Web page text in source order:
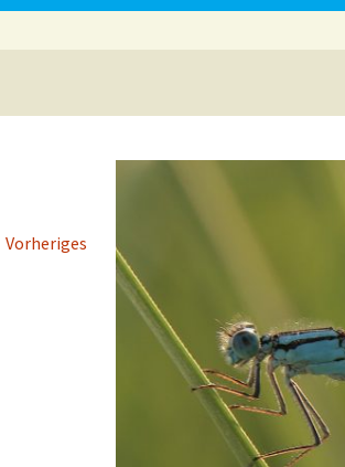
Vorheriges